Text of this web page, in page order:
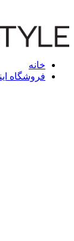
خانه
فروشگاه